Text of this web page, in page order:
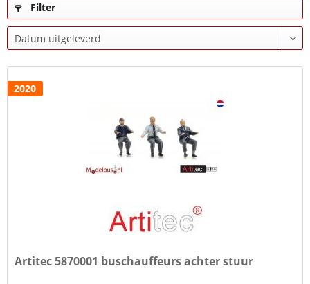
Filter
2020
Artitec 5870001 buschauffeurs achter stuur